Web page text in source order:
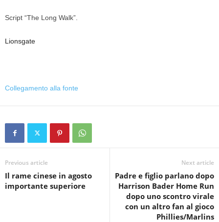
Script “The Long Walk”.
Lionsgate
Collegamento alla fonte
Previous article
Il rame cinese in agosto
importante superiore
Next article
Padre e figlio parlano dopo
Harrison Bader Home Run
dopo uno scontro virale
con un altro fan al gioco
Phillies/Marlins